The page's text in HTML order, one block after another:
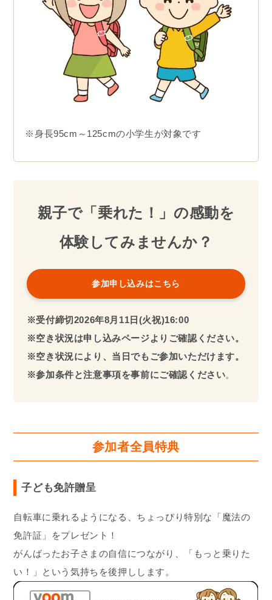
※身長95cm～125cmの小学生が対象です
親子で「乗れた！」の感動を
体験してみませんか？
参加申し込みはこちら
※受付締切2026年8月11 日(火祝)16:00
※空き状況は申し込みページよりご確認ください。
※空き状況により、当日でもご参加いただけます。
※参加条件と注意事項を事前にご確認ください。
参加者全員特典
子ども免許贈呈
自転車に乗れるようになる、ちょっぴり特別な「魔法の
免許証」をプレゼント！
がんばったお子さまの自信につながり、「もっと乗りた
い！」という気持ちを後押しします。